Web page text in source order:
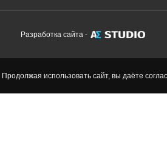
Разработка сайта -
Продолжая использовать сайт, вы даёте